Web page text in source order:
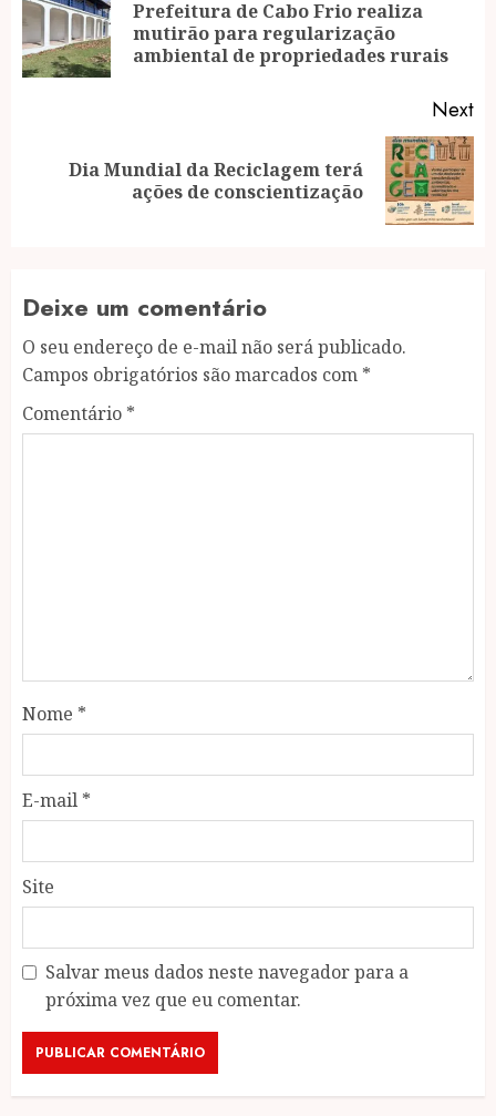
navigationPrefeitura de Cabo Frio realiza
mutirão para regularização
ambiental de propriedades rurais
Next
Dia Mundial da Reciclagem terá
ações de conscientização
Deixe um comentário
O seu endereço de e-mail não será publicado.
Campos obrigatórios são marcados com *
Comentário *
Nome *
E-mail *
Site
Salvar meus dados neste navegador para a
próxima vez que eu comentar.